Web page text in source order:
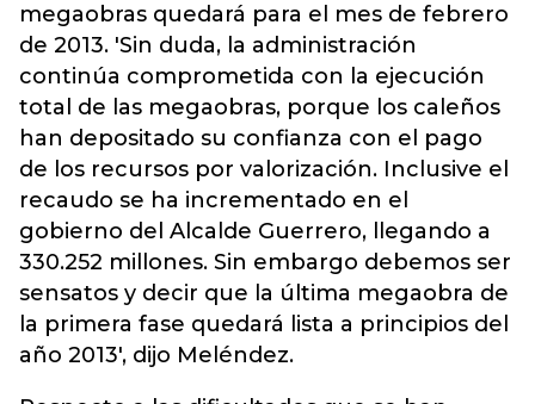
megaobras quedará para el mes de febrero
de 2013. 'Sin duda, la administración
continúa comprometida con la ejecución
total de las megaobras, porque los caleños
han depositado su confianza con el pago
de los recursos por valorización. Inclusive el
recaudo se ha incrementado en el
gobierno del Alcalde Guerrero, llegando a
330.252 millones. Sin embargo debemos ser
sensatos y decir que la última megaobra de
la primera fase quedará lista a principios del
año 2013', dijo Meléndez.